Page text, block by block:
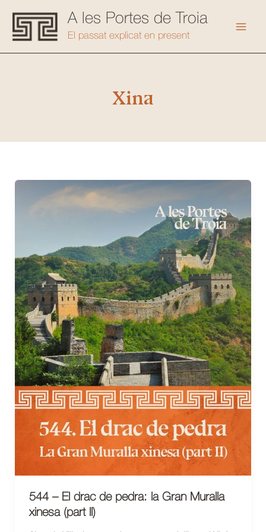
contingut
A les Portes de Troia
El passat explicat en present
Xina
544 – El drac de pedra: la Gran Muralla
xinesa (part II)